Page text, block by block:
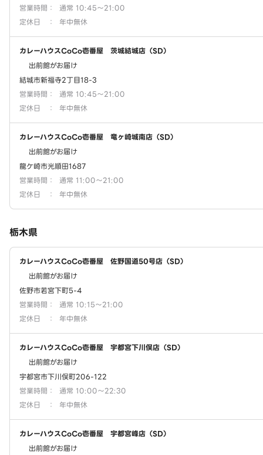
営業時間 ：
通常 10:45～21:00
定休日
： 年中無休
カレーハウスCoCo壱番屋 茨城結城店（SD）
出前館がお届け
結城市新福寺2丁目18-3
営業時間 ：
通常 10:45～21:00
定休日
： 年中無休
カレーハウスCoCo壱番屋 竜ヶ崎城南店（SD）
出前館がお届け
龍ケ崎市光順田1687
営業時間 ：
通常 11:00～21:00
定休日
： 年中無休
栃木県
カレーハウスCoCo壱番屋 佐野国道50号店（SD）
出前館がお届け
佐野市若宮下町5-4
営業時間 ：
通常 10:15～21:00
定休日
： 年中無休
カレーハウスCoCo壱番屋 宇都宮下川俣店（SD）
出前館がお届け
宇都宮市下川俣町206-122
営業時間 ：
通常 10:00～22:30
定休日
： 年中無休
カレーハウスCoCo壱番屋 宇都宮峰店（SD）
出前館がお届け